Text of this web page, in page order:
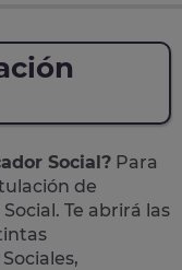
Social? Para
de
Te abrirá las